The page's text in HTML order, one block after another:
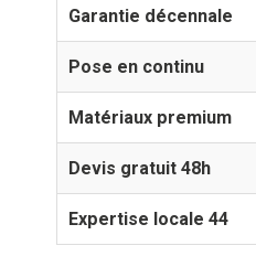
Garantie décennale
Pose en continu
Matériaux premium
Devis gratuit 48h
Expertise locale 44